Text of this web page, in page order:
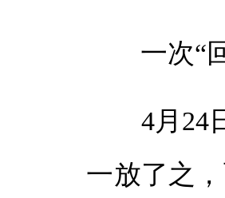
一次“回
4月24日
一放了之